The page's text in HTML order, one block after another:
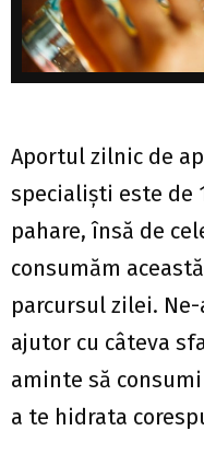
Aportul zilnic de
specialiști este de
pahare, însă de
consumăm
parcursul zilei.
ajutor cu câteva
aminte să
a te hidrata